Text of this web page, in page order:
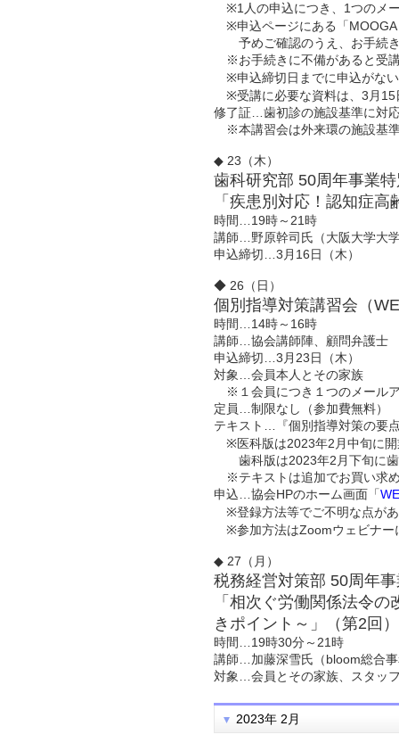
※1人の申込につき、1つのメ
※申込ページにある「MOOGA
予めご確認のうえ、お手続
※お手続きに不備があると受
※申込締切日までに申込がな
※受講に必要な資料は、3月15
修了証…歯初診の施設基準に対
※本講習会は外来環の施設基
◆ 23（木）
歯科研究部 50周年事業
「疾患別対応！認知症
時間…19時～21時
講師…野原幹司氏（大阪大学大
申込締切…3月16日（木）
◆ 26（日）
個別指導対策講習会（
時間…14時～16時
講師…協会講師陣、顧問弁護士
申込締切…3月23日（木）
対象…会員本人とその家族
※１会員につき１つのメール
定員…制限なし（参加費無料）
テキスト…『個別指導対策の要
※医科版は2023年2月中旬に開
歯科版は2023年2月下旬に歯
※テキストは追加でお買い求
申込…協会HPのホーム画面「
※登録方法等でご不明な点が
※参加方法はZoomウェビナー
◆ 27（月）
税務経営対策部 50周年
「相次ぐ労働関係法令
きポイント～」（第2回）
時間…19時30分～21時
講師…加藤深雪氏（bloom総合
対象…会員とその家族、スタッ
2023年 2月